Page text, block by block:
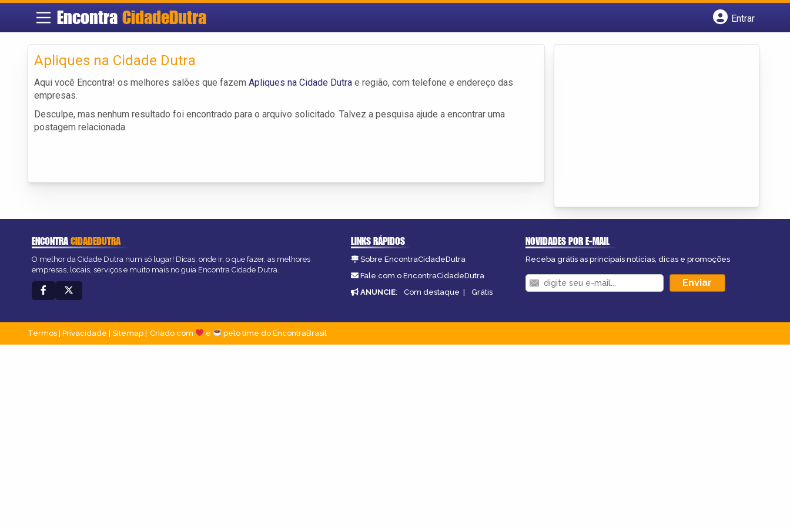
EncontraCidadeDutra
Entrar
Apliques na Cidade Dutra
Aqui você Encontra! os melhores salões que fazem Apliques na Cidade Dutra e região, com telefone e endereço das
empresas.
Desculpe, mas nenhum resultado foi encontrado para o arquivo solicitado. Talvez a pesquisa ajude a encontrar uma
postagem relacionada.
ENCONTRACIDADEDUTRA
O melhor da Cidade Dutra num só lugar! Dicas, onde ir, o que fazer, as melhores
empresas, locais, serviços e muito mais no guia Encontra Cidade Dutra.
LINKS RÁPIDOS
Sobre EncontraCidadeDutra
Fale com o EncontraCidadeDutra
ANUNCIE: Com destaque | Grátis
NOVIDADES POR E-MAIL
Receba grátis as principais notícias, dicas e promoções
Termos Privacidade Sitemap Criado com e pelo time do EncontraBrasil